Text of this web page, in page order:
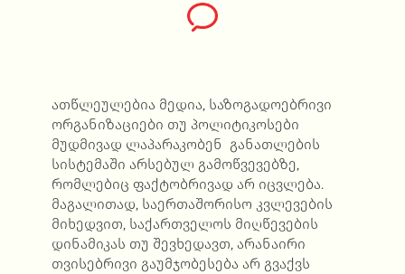
ათწლეულებია მედია, საზოგადოებრივი
ორგანიზაციები თუ პოლიტიკოსები
მუდმივად ლაპარაკობენ განათლების
სისტემაში არსებულ გამოწვევებზე,
რომლებიც ფაქტობრივად არ იცვლება.
მაგალითად, საერთაშორისო კვლევების
მიხედვით, საქართველოს მიღწევების
დინამიკას თუ შევხედავთ, არანაირი
თვისებრივი გაუმჯობესება არ გვაქვს